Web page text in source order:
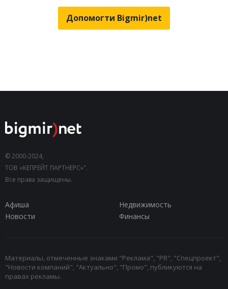
Допомогти Bigmir)net
© 2000-2024,
ТОВ «КЕПРЕЙТ ПАРТНЕРС»".
Все права защищены.
Афиша
Недвижимость
Новости
Финансы
Материалы, отмеченные знаками "Реклама", "PR", "Спецпроект",
"Новости компаний", "Актуально", "Промо", публикуются на
правах рекламы.